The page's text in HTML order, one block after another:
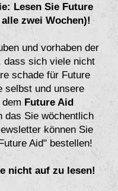
Lesen Sie Future
zwei Wochen)!
und vorhaben der
dass sich viele nicht
schade für Future
selbst und unsere
Future Aid
Sie wöchentlich
können Sie
Aid" bestellen!
nicht auf zu lesen!